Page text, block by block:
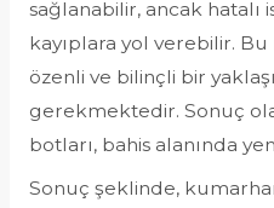
sağlanabilir, ancak hatalı
kayıplara yol verebilir.
özenli ve bilinçli bir
gerekmektedir. Sonuç
botları, bahis alanında
Sonuç şeklinde,